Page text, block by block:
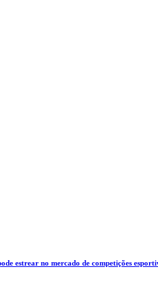
estrear no mercado de competições